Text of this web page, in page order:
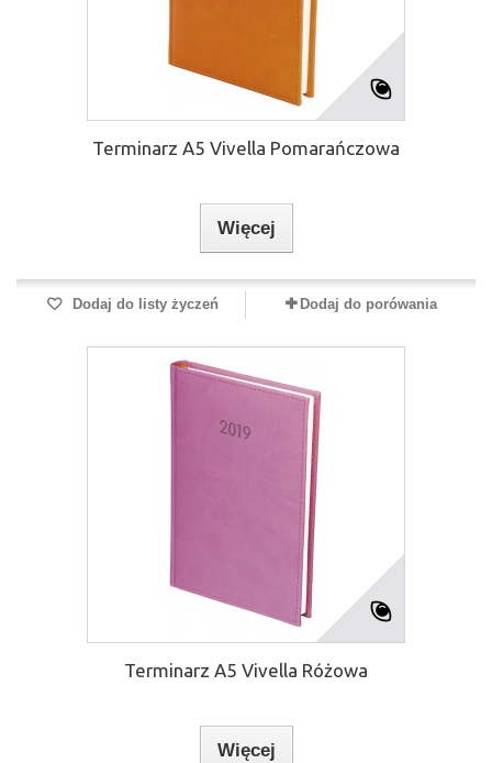
Terminarz A5 Vivella Pomarańczowa
Więcej
Dodaj do listy życzeń Dodaj do porówania
Terminarz A5 Vivella Różowa
Więcej